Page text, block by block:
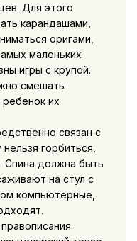
Для этого
карандашами,
оригами,
маленьких
игры с крупой.
смешать
ребенок их
связан с
горбиться,
Спина должна быть
на стул с
компьютерные,